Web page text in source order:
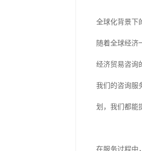
全球化背景下
随着全球经济
经济贸易咨询
我们的咨询服
划，我们都能
在服务过程中